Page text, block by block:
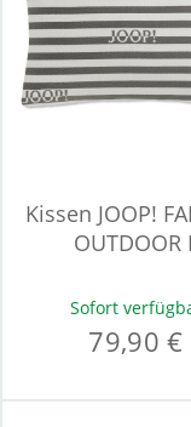
Kissen JOOP!
OUTDOOR
Sofort
79,90 €